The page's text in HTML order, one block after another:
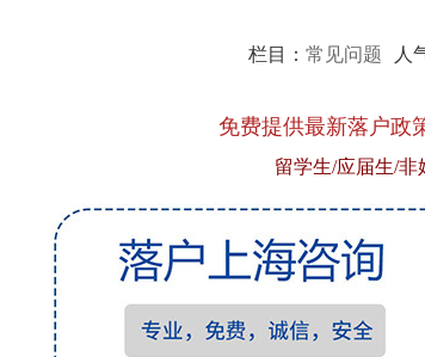
栏目： 常见问题 人
免费提供最新落户政
留学生/应届生/非